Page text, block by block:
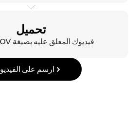
تحميل
فيديوك المعلق عليه بصيغة MOV أو MP4
ارسم على الفيديو